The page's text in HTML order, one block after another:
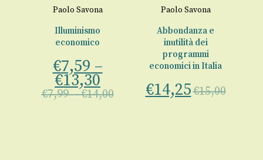
Paolo Savona
Illuminismo
economico
€7,59 –
€13,30
€7,99–€14,00
Paolo Savona
Abbondanza e
inutilità dei
programmi
economici in Italia
€14,25€15,00